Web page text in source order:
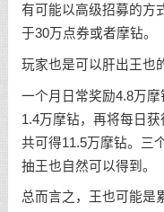
有可能以高级招募的方
于30万点券或者摩钻。
玩家也是可以肝出王也
一个月日常奖励4.8万
1.4万摩钻，再将每日
共可得11.5万摩钻。三
抽王也自然可以得到。
总而言之，王也可能是